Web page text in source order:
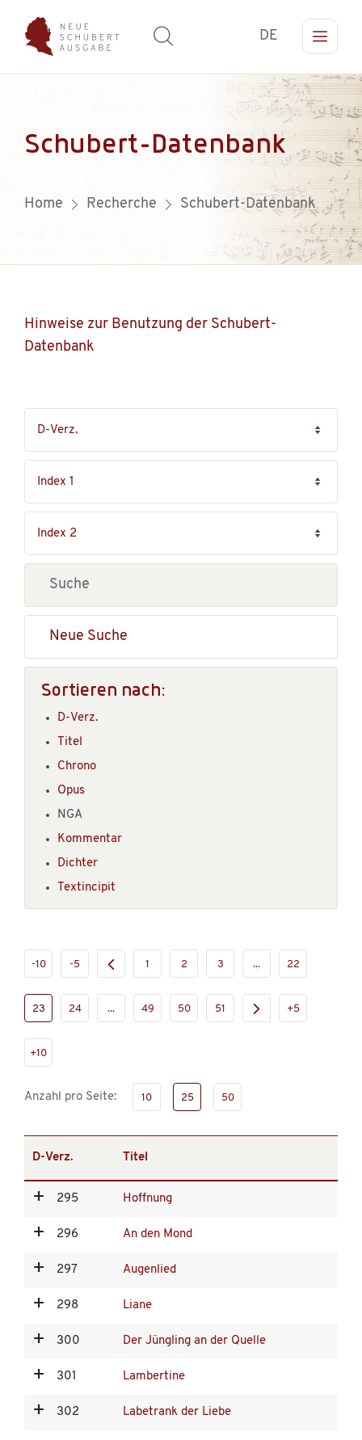
DE
Schubert-Datenbank
Home Recherche Schubert-Datenbank
Hinweise zur Benutzung der Schubert-
Datenbank
Neue Suche
Sortieren nach:
D-Verz.
Titel
Chrono
Opus
NGA
Kommentar
Dichter
Textincipit
-10 -5 1 2 3 ... 22
23 24 ... 49 50 51 +5
+10
Anzahl pro Seite: 10 25 50
D-Verz. Titel
295 Hoffnung
296 An den Mond
297 Augenlied
298 Liane
300 Der Jüngling an der Quelle
301 Lambertine
302 Labetrank der Liebe